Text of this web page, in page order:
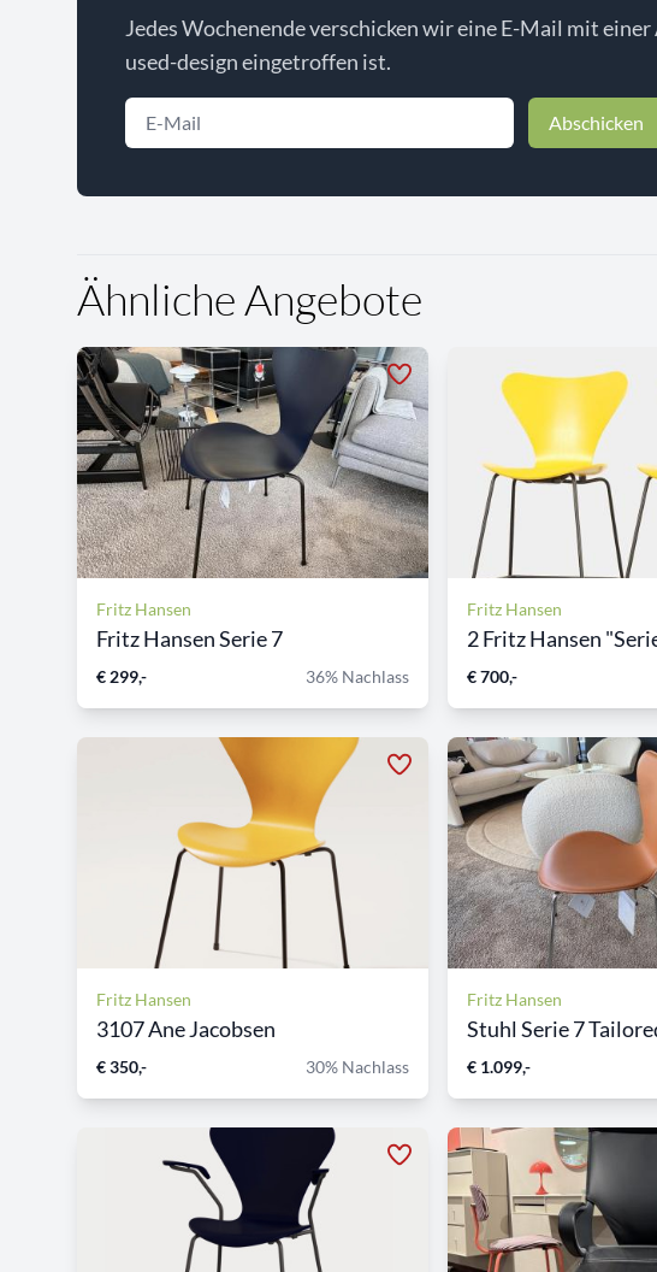
Jedes Wochenende verschicken wir eine E-Mail mit
used-design eingetroffen ist.
Abschicken
Ähnliche Angebote
Fritz Hansen
Fritz Hansen Serie 7
€ 299,- 36% Nachlass
Fritz Hansen
2 Fritz Hansen
€ 700,-
Fritz Hansen
3107 Ane Jacobsen
€ 350,- 30% Nachlass
Fritz Hansen
Stuhl Serie 7
€ 1.099,-